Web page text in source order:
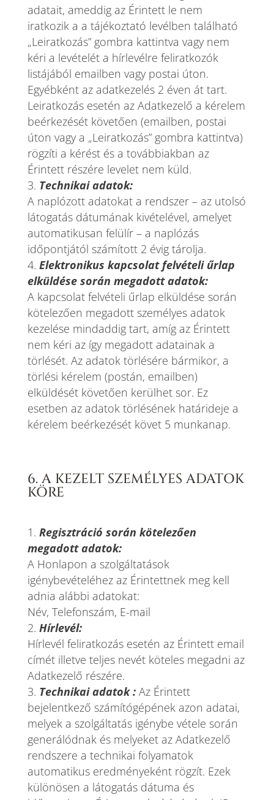
adatait, ameddig az Érintett le nem
iratkozik a a tájékoztató levélben található
„Leiratkozás” gombra kattintva vagy nem
kéri a levételét a hírlevélre feliratkozók
listájából emailben vagy postai úton.
Egyébként az adatkezelés 2 éven át tart.
Leiratkozás esetén az Adatkezelő a kérelem
beérkezését követően (emailben, postai
úton vagy a „Leiratkozás” gombra kattintva)
rögzíti a kérést és a továbbiakban az
Érintett részére levelet nem küld.
Technikai adatok:
A naplózott adatokat a rendszer – az utolsó
látogatás dátumának kivételével, amelyet
automatikusan felülír – a naplózás
időpontjától számított 2 évig tárolja.
Elektronikus kapcsolat felvételi űrlap
elküldése során megadott adatok:
A kapcsolat felvételi űrlap elküldése során
kötelezően megadott személyes adatok
kezelése mindaddig tart, amíg az Érintett
nem kéri az így megadott adatainak a
törlését. Az adatok törlésére bármikor, a
törlési kérelem (postán, emailben)
elküldését követően kerülhet sor. Ez
esetben az adatok törlésének határideje a
kérelem beérkezését követ 5 munkanap.
6. A KEZELT SZEMÉLYES ADATOK
KÖRE
Regisztráció során kötelezően
megadott adatok:
A Honlapon a szolgáltatások
igénybevételéhez az Érintettnek meg kell
adnia alábbi adatokat:
Név, Telefonszám, E-mail
Hírlevél:
Hírlevél feliratkozás esetén az Érintett email
címét illetve teljes nevét köteles megadni az
Adatkezelő részére.
Technikai adatok : Az Érintett
bejelentkező számítógépének azon adatai,
melyek a szolgáltatás igénybe vétele során
generálódnak és melyeket az Adatkezelő
rendszere a technikai folyamatok
automatikus eredményeként rögzít. Ezek
különösen a látogatás dátuma és